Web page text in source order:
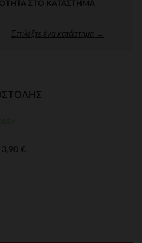
ΣΤΟ ΚΑΤΆΣΤΗΜΑ
Επιλέξτε ένα κατάστημα →
3,90 €